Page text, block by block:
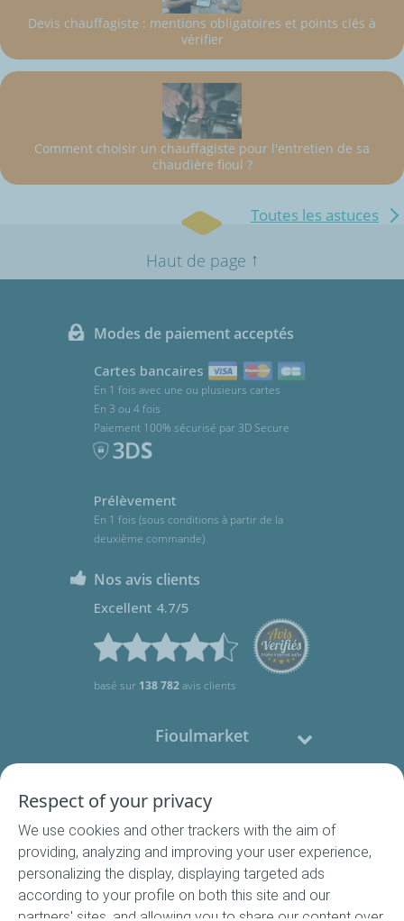
Devis chauffagiste : mentions obligatoires et points clés à
vérifier
Comment choisir un chauffagiste pour l'entretien de sa
chaudière fioul ?
Toutes les astuces
Haut de page ↑
Modes de paiement acceptés
Cartes bancaires
En 1 fois avec une ou plusieurs cartes
En 3 ou 4 fois
Paiement 100% sécurisé par 3D Secure
Prélèvement
En 1 fois (sous conditions à partir de la
deuxième commande)
Nos avis clients
Excellent 4.7/5
basé sur 138 782avis clients
Fioulmarket
Nous contacter
Suivez-nous
Respect of your privacy
We use cookies and other trackers with the aim of
providing, analyzing and improving your user experience,
personalizing the display, displaying targeted ads
according to your profile on both this site and our
partners' sites, and allowing you to share our content over